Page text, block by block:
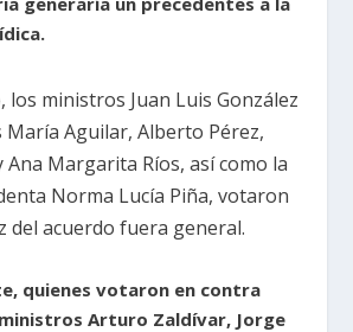
los ministros Juan Luis González
María Aguilar, Alberto Pérez,
Ana Margarita Ríos, así como la
Norma Lucía Piña, votaron
del acuerdo fuera general.
quienes votaron en contra
Arturo Zaldívar, Jorge